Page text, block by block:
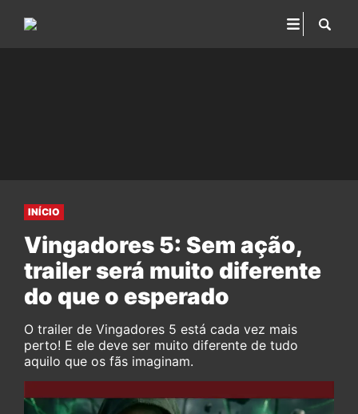
INÍCIO
Vingadores 5: Sem ação,
trailer será muito diferente
do que o esperado
O trailer de Vingadores 5 está cada vez mais
perto! E ele deve ser muito diferente de tudo
aquilo que os fãs imaginam.